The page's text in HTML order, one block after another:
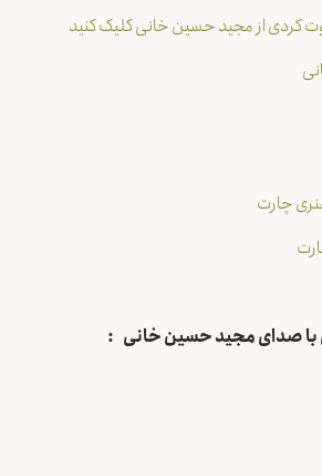
کردی از مجید حسین خانی کلیک کنید
چارت
با صدای مجید حسین خانی :